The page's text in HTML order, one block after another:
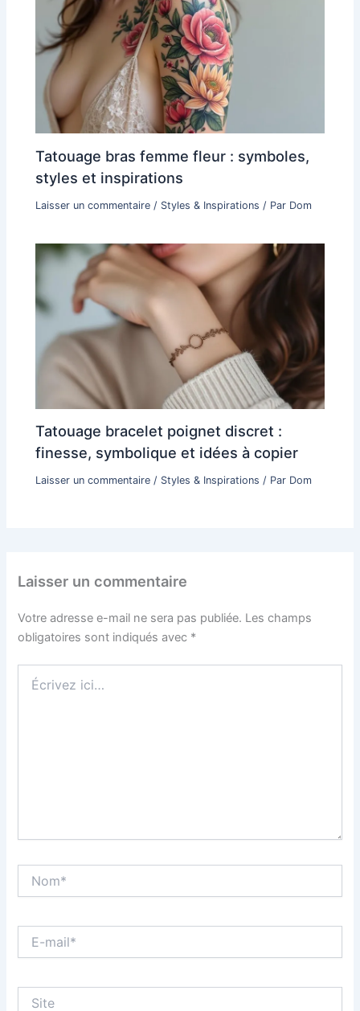
Tatouage bras femme fleur : symboles,
styles et inspirations
Laisser un commentaire / Styles & Inspirations / Par Dom
Tatouage bracelet poignet discret :
finesse, symbolique et idées à copier
Laisser un commentaire / Styles & Inspirations / Par Dom
Laisser un commentaire
Votre adresse e-mail ne sera pas publiée. Les champs
obligatoires sont indiqués avec *
ici…
mail*